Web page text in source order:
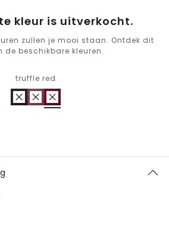
kleur is uitverkocht.
zullen je mooi staan. Ontdek dit
de beschikbare kleuren.
truffle red